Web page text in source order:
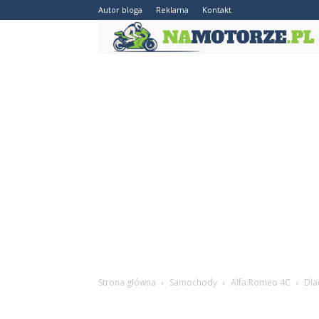
Autor bloga Reklama Kontakt
Strona główna Samochody Alfa Romeo 4C